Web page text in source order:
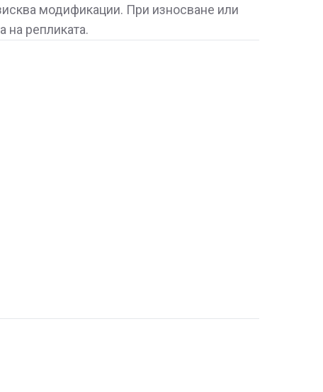
модификации. При износване или
на репликата.